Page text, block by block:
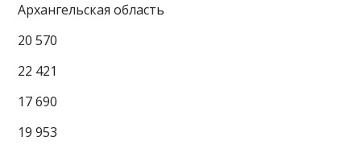
Архангельская область
20 570
22 421
17 690
19 953